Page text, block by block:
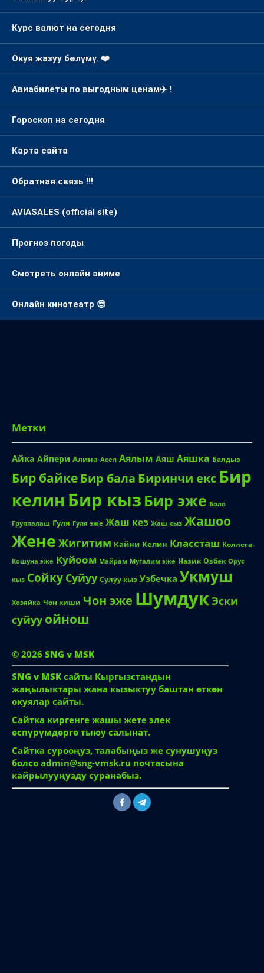
Курс валют на сегодня
Окуя жазуу бөлүмү. ❤️
Авиабилеты по выгодным ценам✈️ !
Гороскоп на сегодня
Карта сайта
Обратная связь !!!
AVIASALES (official site)
Прогноз погоды
Смотреть онлайн аниме
Онлайн кинотеатр 😎
Метки
Айка Айпери Алина Асел Аялым Аяш Аяшка Балдыз
Бир байкеБир бала Биринчи екс Бир
келин Бир кыз Бир эже Боло
Группалаш Гуля Гуля эже Жаш кез Жаш кыз Жашоо
Жене Жигитим Кайни Келин Классташ Коллега
Кошуна эже Куйоом Майрам Мугалим эже Назик Озбек Орус
кыз Сойку Суйуу Сулуу кыз Узбечка Укмуш
Хозяйка Чон киши Чон эже ШумдукЭски
суйуу ойнош
© 2026 SNG v MSK
SNG v MSK сайты Кыргызстандын
жаңылыктары жана кызыктуу баштан өткөн
окуялар сайты.
Сайтка киргенге жашы жете элек
өспүрүмдөргө тыюу салынат.
Сайтка сурооңуз, талабыңыз же сунушуңуз
болсо admin@sng-vmsk.ru почтасына
кайрылууңузду суранабыз.